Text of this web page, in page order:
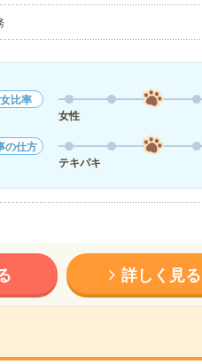
比率
女性
の仕方
テキパキ
詳しく見る